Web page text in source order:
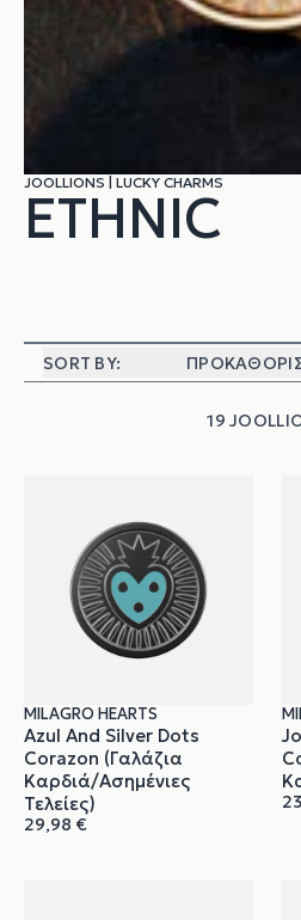
JOOLLIONS LUCKY CHARMS
ETHNIC
SORT BY:
19
MILAGRO HEARTS
Azul And Silver Dots
Corazon (Γαλάζια
Καρδιά/Ασημένιες
Τελείες)
29,98 €